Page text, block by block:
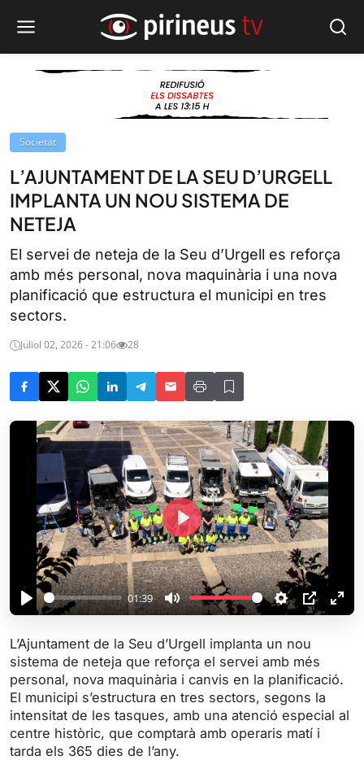
Societat
L’AJUNTAMENT DE LA SEU D’URGELL
IMPLANTA UN NOU SISTEMA DE
NETEJA
El servei de neteja de la Seu d’Urgell es reforça
amb més personal, nova maquinària i una nova
planificació que estructura el municipi en tres
sectors.
Juliol 02, 2026 - 21:06 28
P
l
a
y
01:39
M
u
t
e
S
t
t
i
n
g
P
P
E
e
f
P
l
a
y
L’Ajuntament de la Seu d’Urgell implanta un nou
sistema de neteja que reforça el servei amb més
personal, nova maquinària i canvis en la planificació.
El municipi s’estructura en tres sectors, segons la
intensitat de les tasques, amb una atenció especial al
centre històric, que comptarà amb operaris matí i
tarda els 365 dies de l’any.